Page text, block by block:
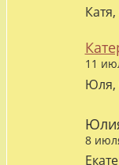
11
Юля,
8